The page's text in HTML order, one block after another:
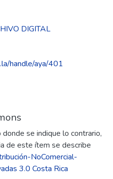
DIGITAL
handle/aya/401
donde se indique lo contrario,
de este ítem se describe
NoComercial-
3.0 Costa Rica